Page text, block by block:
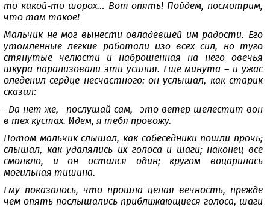
то какой-то шорох… Вот опять! Пойдем, посмотрим,
что там такое!
Мальчик не мог вынести овладевшей им радости. Его
утомленные легкие работали изо всех сил, но туго
стянутые челюсти и наброшенная на него овечья
шкура парализовали эти усилия. Еще минута – и ужас
оледенил сердце несчастного: он услышал, как старик
сказал:
–Да нет же,– послушай сам,– это ветер шелестит вон
в тех кустах. Идем, я тебя провожу.
Потом мальчик слышал, как собеседники пошли прочь;
слышал, как удалялись их голоса и шаги; наконец все
смолкло, и он остался один; кругом воцарилась
могильная тишина.
Ему показалось, что прошла целая вечность, прежде
чем опять послышались приближающиеся голоса, шаги